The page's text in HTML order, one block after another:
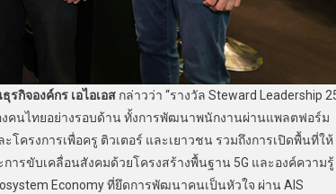
รกิจองค์กร เอไอเอส กล่าวว่า “รางวัล Steward Leadership
คนไทยอย่างรอบด้าน ทั้งการพัฒนาพนักงานผ่านแพลตฟอร์ม
ครงการเพื่อครู ติวเตอร์ และเยาวชน รวมถึงการเปิดพื้นที่ให้
การขับเคลื่อนสังคมด้วยโครงสร้างพื้นฐาน 5G และองค์ความรู้
Economy ที่ยึดการพัฒนาคนเป็นหัวใจ ผ่าน AIS